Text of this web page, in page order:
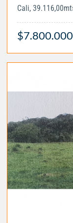
Cali,